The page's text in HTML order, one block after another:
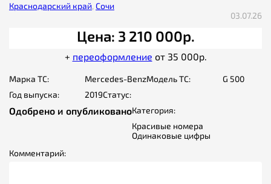
Краснодарский край, Сочи
03.07.26
Цена: 3 210 000р.
+ переоформление от 35 000р.
Марка ТС: Mercedes-BenzМодель ТС:
G 500
Год выпуска:
2019Статус:
Одобрено и опубликованоКатегория:
Красивые номера
Одинаковые цифры
Комментарий: